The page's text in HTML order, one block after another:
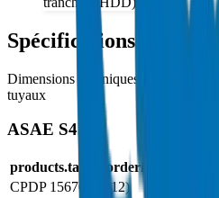
Spécifications des
Dimensions techniques et
tuyaux
ASAE S435
products.tables.ordering_code
CPDP 15670D (112)